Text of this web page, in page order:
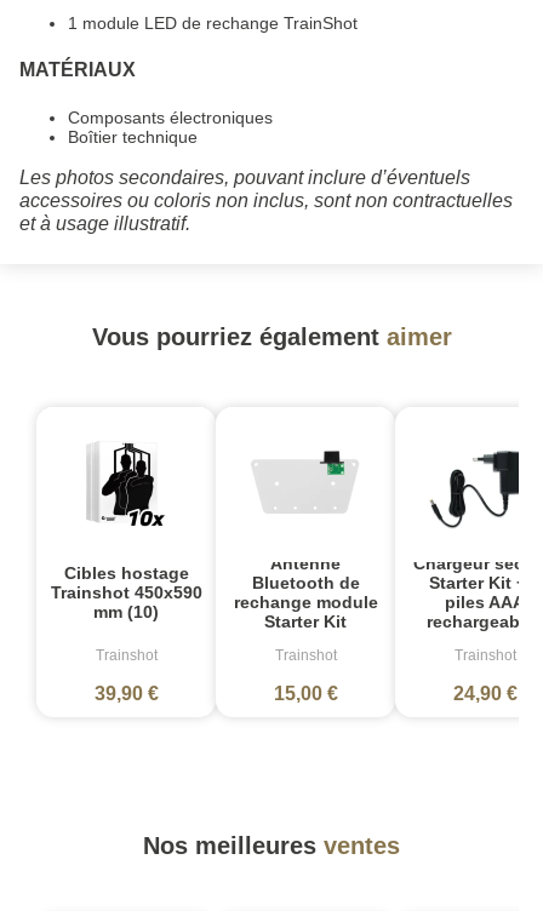
1 module LED de rechange TrainShot
MATÉRIAUX
Composants électroniques
Boîtier technique
Les photos secondaires, pouvant inclure d’éventuels
accessoires ou coloris non inclus, sont non contractuelles
et à usage illustratif.
Vous pourriez également aimer
Cibles hostage
Trainshot 450x590
mm (10)
Trainshot
39,90 €
Antenne
Bluetooth de
rechange module
Starter Kit
Trainshot
15,00 €
Chargeur
Starter Kit + 4
piles AAA
rechargeables
Trainshot
24,90 €
Nos meilleures ventes